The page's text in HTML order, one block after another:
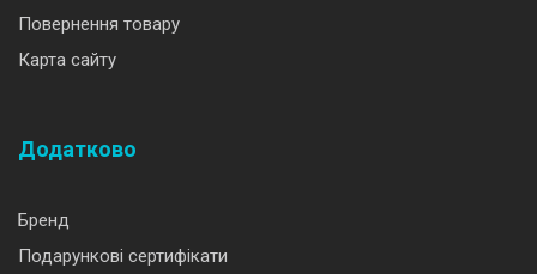
Повернення товару
Карта сайту
Додатково
Бренд
Подарункові сертифікати